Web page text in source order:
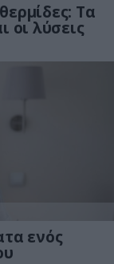
Τα
οι λύσεις
ενός